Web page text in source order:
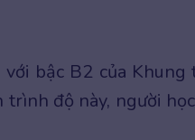
bậc B2 của Khung
trình độ này, người